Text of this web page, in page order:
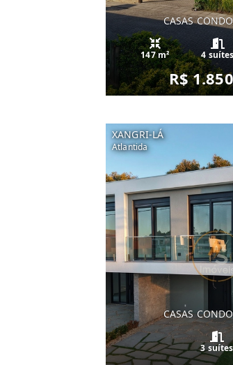
CASAS
147 m² 4 suítes
R$
XANGRI-LÁ
Atlantida
CASAS
3 suítes